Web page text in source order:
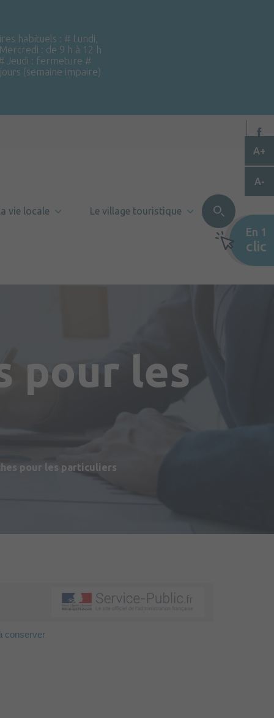
habituels : # Lundi,
: de 9 h à 12 h
Jeudi : fermeture #
(semaine impaire)
vie locale Le village touristique
pour les
pour les particuliers
conserver
A+
A-
En 1
clic